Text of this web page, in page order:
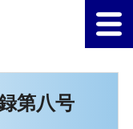
第八号